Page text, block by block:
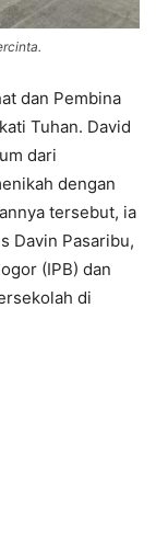
dan Pembina
Tuhan. David
dari
dengan
tersebut, ia
Davin Pasaribu,
(IPB) dan
di